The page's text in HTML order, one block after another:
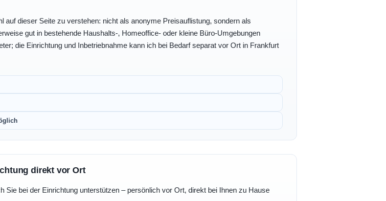
dieser Seite zu verstehen: nicht als anonyme Preisauflistung, sondern als
gut in bestehende Haushalts-, Homeoffice- oder kleine Büro-Umgebungen
die Einrichtung und Inbetriebnahme kann ich bei Bedarf separat vor Ort in Frankfurt
direkt vor Ort
Sie bei der Einrichtung unterstützen – persönlich vor Ort, direkt bei Ihnen zu Hause